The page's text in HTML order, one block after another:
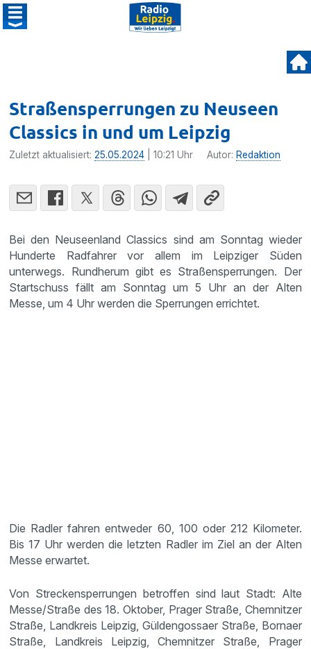
Straßensperrungen zu Neuseen
Classics in und um Leipzig
Zuletzt aktualisiert:25.05.2024 | 10:21 Uhr Autor: Redaktion
Bei den Neuseenland Classics sind am Sonntag wieder
Hunderte Radfahrer vor allem im Leipziger Süden
unterwegs. Rundherum gibt es Straßensperrungen. Der
Startschuss fällt am Sonntag um 5 Uhr an der Alten
Messe, um 4 Uhr werden die Sperrungen errichtet.
Die Radler fahren entweder 60, 100 oder 212 Kilometer.
Bis 17 Uhr werden die letzten Radler im Ziel an der Alten
Messe erwartet.
Von Streckensperrungen betroffen sind laut Stadt: Alte
Messe/Straße des 18. Oktober, Prager Straße, Chemnitzer
Straße, Landkreis Leipzig, Güldengossaer Straße, Bornaer
Straße, Landkreis Leipzig, Chemnitzer Straße, Prager